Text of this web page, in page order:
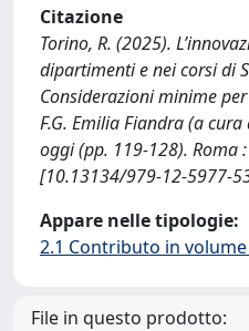
Citazione
Torino, R. (2025).
dipartimenti e nei corsi di
Considerazioni minime
F.G. Emilia Fiandra (a
oggi (pp. 119-128). Roma :
[10.13134/979-12-5977-
Appare nelle tipologie:
2.1 Contributo in
File in questo prodotto: